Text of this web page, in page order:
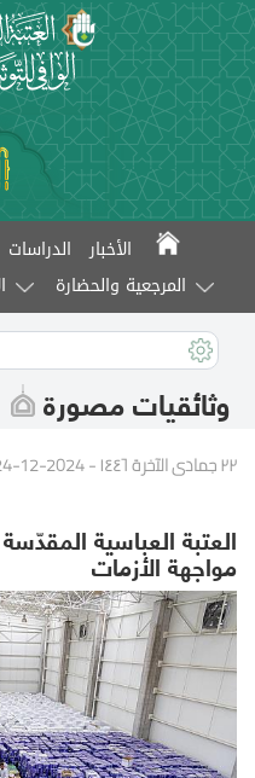
الأخبار الدراسات
المرجعية والحضارة
وثائقيات مصورة
٢٢ جمادى الآخرة ١٤٤٦ - 2024-12-24
العتبة العباسية
مواجهة الأزمات